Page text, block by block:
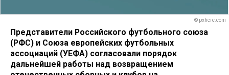
© pxhere.com
Представители Российского футбольного союза
(РФС) и Союза европейских футбольных
ассоциаций (УЕФА) согласовали порядок
дальнейшей работы над возвращением